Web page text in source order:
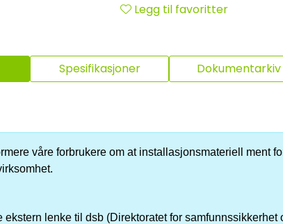
Legg til favoritter
Spesifikasjoner Dokumentarkiv
våre forbrukere om at installasjonsmateriell ment
lenke til dsb (Direktoratet for samfunnssikkerhet